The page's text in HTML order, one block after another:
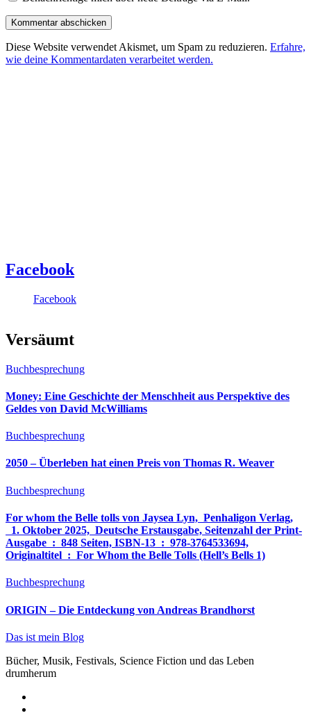
Diese Website verwendet Akismet, um Spam zu reduzieren. Erfahre,
wie deine Kommentardaten verarbeitet werden.
Facebook
Facebook
Versäumt
Buchbesprechung
Money: Eine Geschichte der Menschheit aus Perspektive des
Geldes von David McWilliams
Buchbesprechung
2050 – Überleben hat einen Preis von Thomas R. Weaver
Buchbesprechung
For whom the Belle tolls von Jaysea Lyn, ‎ Penhaligon Verlag,
‎ 1. Oktober 2025, ‎ Deutsche Erstausgabe, Seitenzahl der Print-
Ausgabe ‏ : ‎ 848 Seiten, ISBN-13 ‏ : ‎ 978-3764533694,
Originaltitel ‏ : ‎ For Whom the Belle Tolls (Hell’s Bells 1)
Buchbesprechung
ORIGIN – Die Entdeckung von Andreas Brandhorst
Das ist mein Blog
Bücher, Musik, Festivals, Science Fiction und das Leben
drumherum